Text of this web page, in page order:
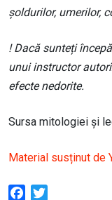
șoldurilor, umerilor,
! Dacă sunteți
unui instructor
efecte nedorite.
Sursa mitologiei și
Material susținut de
Facebook